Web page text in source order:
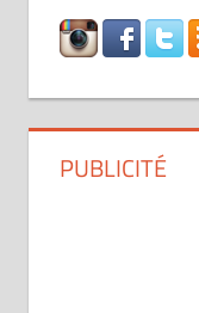
PUBLICITÉ